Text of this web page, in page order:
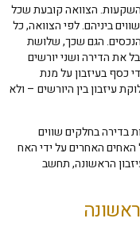
הצוואה קובעת שכל
ביניהם. לפי הצוואה, כל
הגם שכך, שלושת
את הדירה ושני יורשים
כסף בעיזבון על מנת
עיזבון בין היורשים – ולא
בחלקים שווים
האחרים על ידי האח
הראשונה, תחשב